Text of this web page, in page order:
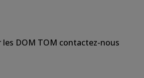
les DOM TOM contactez-nous